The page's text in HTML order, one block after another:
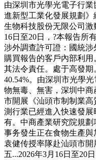
由深圳市光學光電子行
進新型工業化發展規劃》
生物科技股份无限公司激
16日至20日，?本報告所
涉外調查許可證：國統
購買報告的客戶內部利
其法令責任。處于高發
40.54%。由深圳市光學
物無毒、無害，深圳中
市開展《汕頭市制制業
測行業已經進入快速發
有。中商產業研究院規劃
事务發生正在食物生產
袁健传授率隊赴汕頭市
五...2026年3月16日至20